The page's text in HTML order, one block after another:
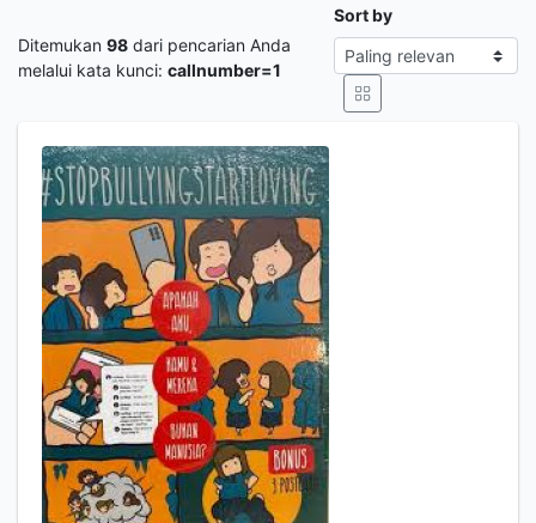
Ditemukan 98 dari pencarian Anda
melalui kata kunci: callnumber=1
Sort by